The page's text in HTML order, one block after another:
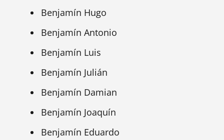
Benjamín Hugo
Benjamín Antonio
Benjamín Luis
Benjamín Julián
Benjamín Damian
Benjamín Joaquín
Benjamín Eduardo